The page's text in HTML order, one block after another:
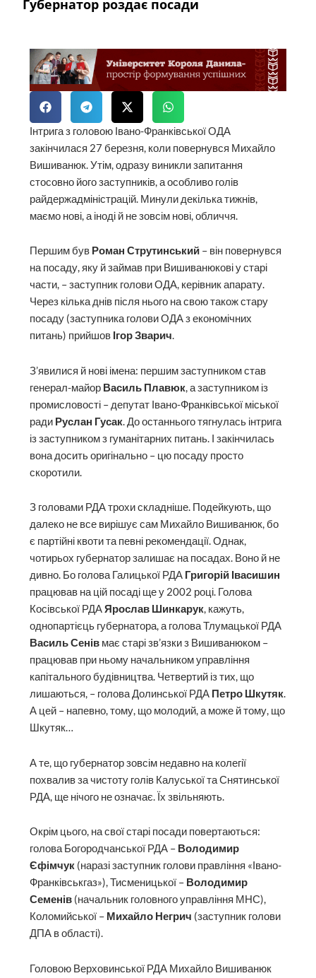
Губернатор роздає посади
Інтрига з головою Івано-Франківської ОДА
закінчилася 27 березня, коли повернувся Михайло
Вишиванюк. Утім, одразу виникли запитання
стосовно його заступників, а особливо голів
райдержадміністрацій. Минули декілька тижнів,
маємо нові, а іноді й не зовсім нові, обличчя.
Першим був Роман Струтинський – він повернувся
на посаду, яку й займав при Вишиванюкові у старі
части, – заступник голови ОДА, керівник апарату.
Через кілька днів після нього на свою також стару
посаду (заступника голови ОДА з економічних
питань) прийшов Ігор Зварич.
З’явилися й нові імена: першим заступником став
генерал-майор Василь Плавюк, а заступником із
промисловості – депутат Івано-Франківської міської
ради Руслан Гусак. До останнього тягнулась інтрига
із заступником з гуманітарних питань. І закінчилась
вона досить оригінально – цю посаду просто
скоротили.
З головами РДА трохи складніше. Подейкують, що
далеко не все вирішує сам Михайло Вишиванюк, бо
є партійні квоти та певні рекомендації. Однак,
чотирьох губернатор залишає на посадах. Воно й не
дивно. Бо голова Галицької РДА Григорій Івасишин
працював на цій посаді ще у 2002 році. Голова
Косівської РДАЯрослав Шинкарук, кажуть,
однопартієць губернатора, а голова Тлумацької РДА
Василь Сенів має старі зв’язки з Вишиванюком –
працював при ньому начальником управління
капітального будівництва. Четвертий із тих, що
лишаються, – голова Долинської РДА Петро Шкутяк.
А цей – напевно, тому, що молодий, а може й тому, що
Шкутяк…
А те, що губернатор зовсім недавно на колегії
похвалив за чистоту голів Калуської та Снятинської
РДА, ще нічого не означає. Їх звільняють.
Окрім цього, на свої старі посади повертаються:
голова Богородчанської РДА – Володимир
Єфімчук (наразі заступник голови правління «Івано-
Франківськгаз»), Тисменицької – Володимир
Семенів (начальник головного управління МНС),
Коломийської – Михайло Негрич (заступник голови
ДПА в області).
Головою Верховинської РДА Михайло Вишиванюк